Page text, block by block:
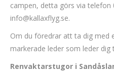
campen, detta görs via telefon
info@kallaxflyg.se.
Om du föredrar att ta dig med
markerade leder som leder dig
Renvaktarstugor i